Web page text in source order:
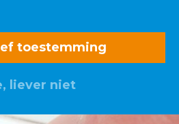
toestemming
liever niet